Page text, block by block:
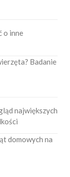
o inne
Badanie
największych
domowych na